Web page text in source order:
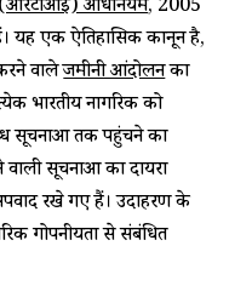
अधिनियम​, 2005
यह एक ऐतिहासिक कानून है,
वाले​जमीनी आंदोलन​का
भारतीय नागरिक को
सूचनाओं तक पहुंचने का
वाली सूचनाओं का दायरा
रखे गए हैं। उदाहरण के
गोपनीयता से संबंधित